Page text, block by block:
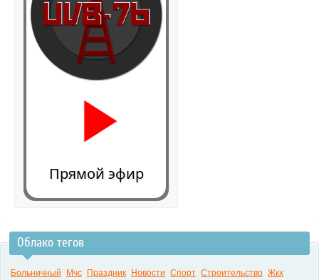
Прямой эфир
Облако тегов
Больничный Мчс Праздник Новости Спорт Строительство Жкх